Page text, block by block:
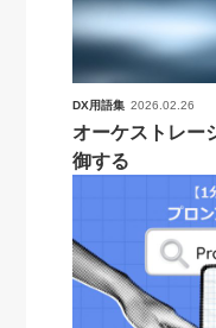
DX用語集 2026.02.26
オーケストレー
御する